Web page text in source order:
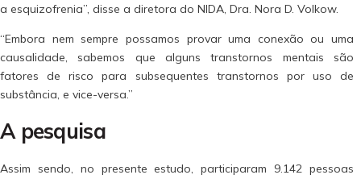
a esquizofrenia”, disse a diretora do NIDA, Dra. Nora D. Volkow.
“Embora nem sempre possamos provar uma conexão ou uma
causalidade, sabemos que alguns transtornos mentais são
fatores de risco para subsequentes transtornos por uso de
substância, e vice-versa.”
A pesquisa
Assim sendo, no presente estudo, participaram 9.142 pessoas